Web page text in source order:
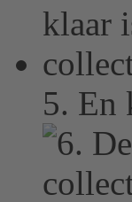
5. En